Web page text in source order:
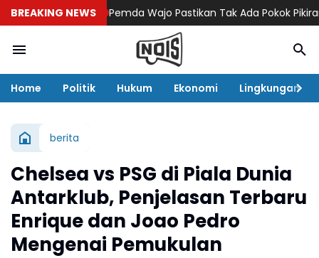
BREAKING NEWSPemda Wajo Pastikan Tak Ada Pokok Pikiran
Home Politik Hukum Ekonomi Lingkungan
berita
Chelsea vs PSG di Piala Dunia
Antarklub, Penjelasan Terbaru
Enrique dan Joao Pedro
Mengenai Pemukulan